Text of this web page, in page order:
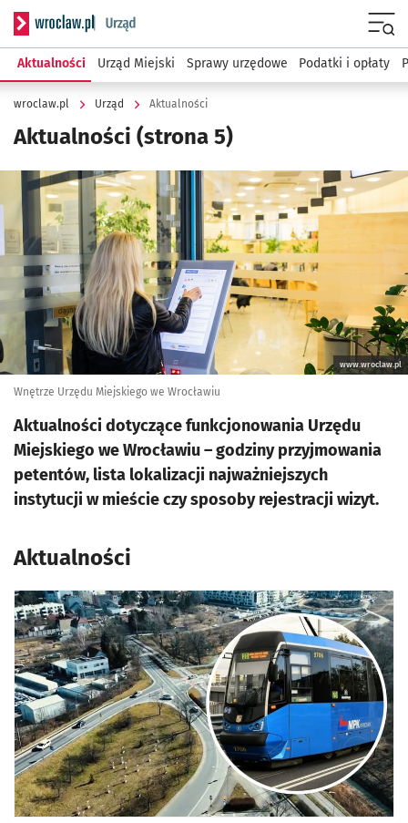
Serwis informacyjny wroclaw.pl podserwis: Urząd
Aktualności Urząd Miejski Sprawy urzędowe Podatki i opłaty
wroclaw.pl Urząd Aktualności
Aktualności (strona 5)
Kliknij, aby powiększyć
www.wroclaw.pl
Wnętrze Urzędu Miejskiego we Wrocławiu
Aktualności dotyczące funkcjonowania Urzędu
Miejskiego we Wrocławiu – godziny przyjmowania
petentów, lista lokalizacji najważniejszych
instytucji w mieście czy sposoby rejestracji wizyt.
Aktualności